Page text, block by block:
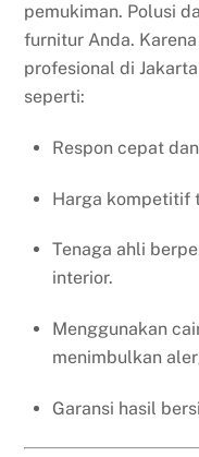
pemukiman. Polusi
furnitur Anda.
profesional di
seperti:
Respon cepat
Harga kompetitif
Tenaga ahli
interior.
Menggunakan
menimbulkan
Garansi hasil